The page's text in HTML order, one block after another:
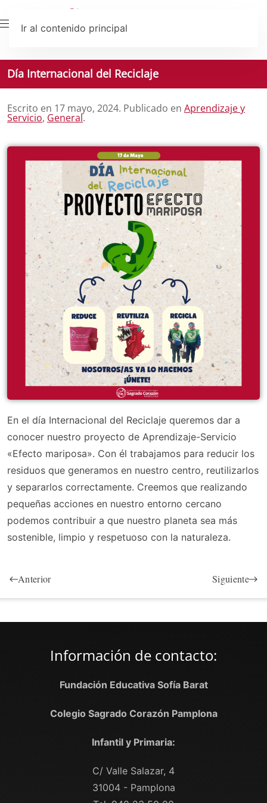
Ir al contenido principal
Día Internacional del Reciclaje
Escrito en 17 mayo, 2024. Publicado en Aprendizaje y
Servicio, General.
En el día Internacional del Reciclaje queremos dar a
conocer nuestro proyecto de Aprendizaje-Servicio
«Efecto mariposa». Con él trabajamos para reducir los
residuos que generamos en nuestro centro, reutilizarlos
y separarlos correctamente. Creemos que realizando
pequeñas acciones en nuestro entorno cercano
podemos contribuir a que nuestro planeta sea más
sostenible, limpio y respetuoso con la naturaleza.
Anterior Siguiente
Información de contacto:
Fundación Educativa Sofía Barat
Colegio Sagrado Corazón Pamplona
Infantil y Primaria:
C/ Valle Salazar, 4
31004 - Pamplona